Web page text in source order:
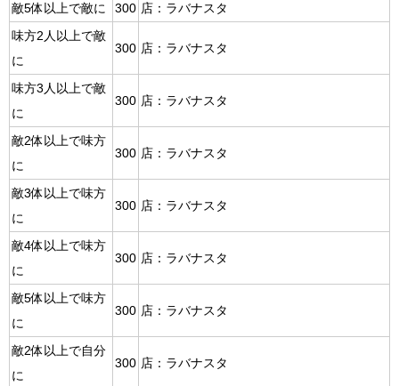
敵5体以上で敵に
300 店：ラバナスタ
味方2人以上で敵
に
300 店：ラバナスタ
味方3人以上で敵
に
300 店：ラバナスタ
敵2体以上で味方
に
300 店：ラバナスタ
敵3体以上で味方
に
300 店：ラバナスタ
敵4体以上で味方
に
300 店：ラバナスタ
敵5体以上で味方
に
300 店：ラバナスタ
敵2体以上で自分
に
300 店：ラバナスタ